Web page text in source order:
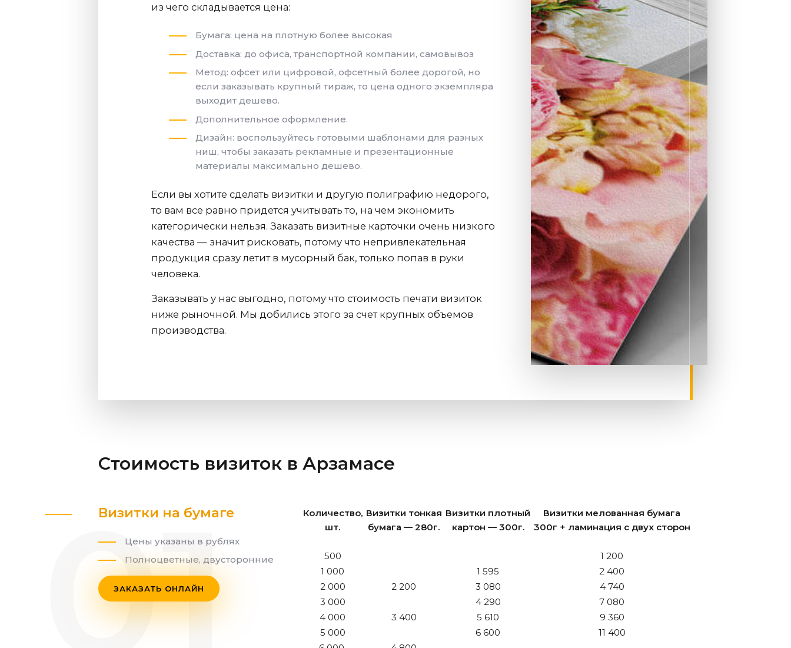
из чего складывается цена:
Бумага: цена на плотную более высокая
Доставка: до офиса, транспортной компании, самовывоз
Метод: офсет или цифровой, офсетный более дорогой, но
если заказывать крупный тираж, то цена одного экземпляра
выходит дешево.
Дополнительное оформление.
Дизайн: воспользуйтесь готовыми шаблонами для разных
ниш, чтобы заказать рекламные и презентационные
материалы максимально дешево.
Если вы хотите сделать визитки и другую полиграфию недорого,
то вам все равно придется учитывать то, на чем экономить
категорически нельзя. Заказать визитные карточки очень низкого
качества — значит рисковать, потому что непривлекательная
продукция сразу летит в мусорный бак, только попав в руки
человека.
Заказывать у нас выгодно, потому что стоимость печати визиток
ниже рыночной. Мы добились этого за счет крупных объемов
производства.
Стоимость визиток в Арзамасе
Визитки на бумаге
Цены указаны в рублях
Полноцветные, двусторонние
ЗАКАЗАТЬ ОНЛАЙН
Количество,
шт.
Визитки тонкая
бумага — 280г.
Визитки плотный
картон — 300г.
Визитки мелованная бумага
300г + ламинация с двух сторон
500
1 200
1 000
1 595
2 400
2 000
2 200 3 080
4 740
3 000
4 290
7 080
4 000
3 400 5 610
9 360
5 000
6 600
11 400